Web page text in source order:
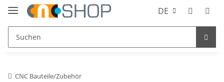
DE
CNC Bauteile/Zubehör